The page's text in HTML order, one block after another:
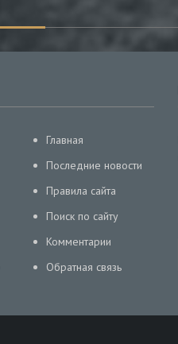
Главная
Последние новости
Правила сайта
Поиск по сайту
Комментарии
Обратная связь